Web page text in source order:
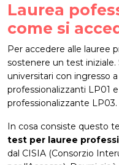
Laurea
come si
Per accedere alle lauree
sostenere un test
universitari con ingresso
professionalizzanti LP01
professionalizzante LP03.
In cosa consiste questo
test per lauree
dal CISIA (Consorzio